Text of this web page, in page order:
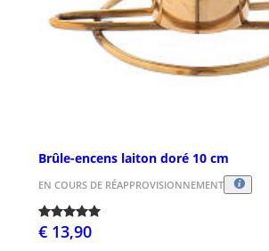
Brûle-encens laiton doré 10 cm
EN COURS DE RÉAPPROVISIONNEMENT
€ 13,90